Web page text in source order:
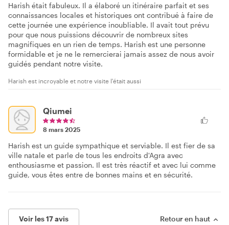
Harish était fabuleux. Il a élaboré un itinéraire parfait et ses
connaissances locales et historiques ont contribué à faire de
cette journée une expérience inoubliable. Il avait tout prévu
pour que nous puissions découvrir de nombreux sites
magnifiques en un rien de temps. Harish est une personne
formidable et je ne le remercierai jamais assez de nous avoir
guidés pendant notre visite.
Harish est incroyable et notre visite l'était aussi
Qiumei
8 mars 2025
Harish est un guide sympathique et serviable. Il est fier de sa
ville natale et parle de tous les endroits d'Agra avec
enthousiasme et passion. Il est très réactif et avec lui comme
guide, vous êtes entre de bonnes mains et en sécurité.
Voir les 17 avis Retour en haut